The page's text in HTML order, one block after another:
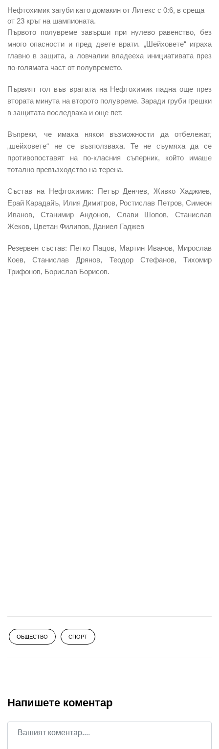
Нефтохимик загуби като домакин от Литекс с 0:6, в среща
от 23 кръг на шампионата.
Първото полувреме завърши при нулево равенство, без
много опасности и пред двете врати. „Шейховете“ играха
главно в защита, а ловчалии владееха инициативата през
по-голямата част от полувремето.
Първият гол във вратата на Нефтохимик падна още през
втората минута на второто полувреме. Заради груби грешки
в защитата последваха и още пет.
Въпреки, че имаха някои възможности да отбележат,
„шейховете“ не се възползваха. Те не съумяха да се
противопоставят на по-класния съперник, който имаше
тотално превъзходство на терена.
Състав на Нефтохимик: Петър Денчев, Живко Хаджиев,
Ерай Карадайъ, Илия Димитров, Ростислав Петров, Симеон
Иванов, Станимир Андонов, Слави Шопов, Станислав
Жеков, Цветан Филипов, Даниел Гаджев
Резервен състав: Петко Пацов, Мартин Иванов, Мирослав
Коев, Станислав Дрянов, Теодор Стефанов, Тихомир
Трифонов, Борислав Борисов.
ОБЩЕСТВО СПОРТ
Напишете коментар